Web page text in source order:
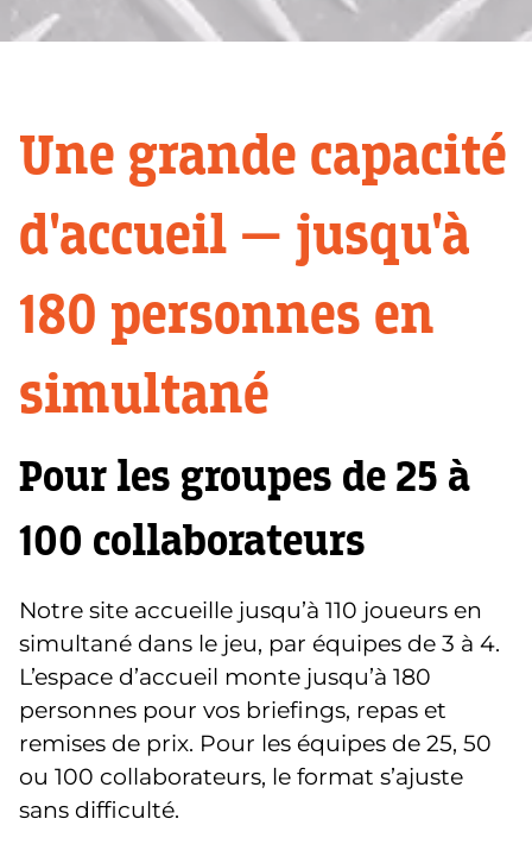
Une grande capacité
d'accueil — jusqu'à
180 personnes en
simultané
Pour les groupes de 25 à
100 collaborateurs
Notre site accueille jusqu’à 110 joueurs en
simultané dans le jeu, par équipes de 3 à 4.
L’espace d’accueil monte jusqu’à 180
personnes pour vos briefings, repas et
remises de prix. Pour les équipes de 25, 50
ou 100 collaborateurs, le format s’ajuste
sans difficulté.